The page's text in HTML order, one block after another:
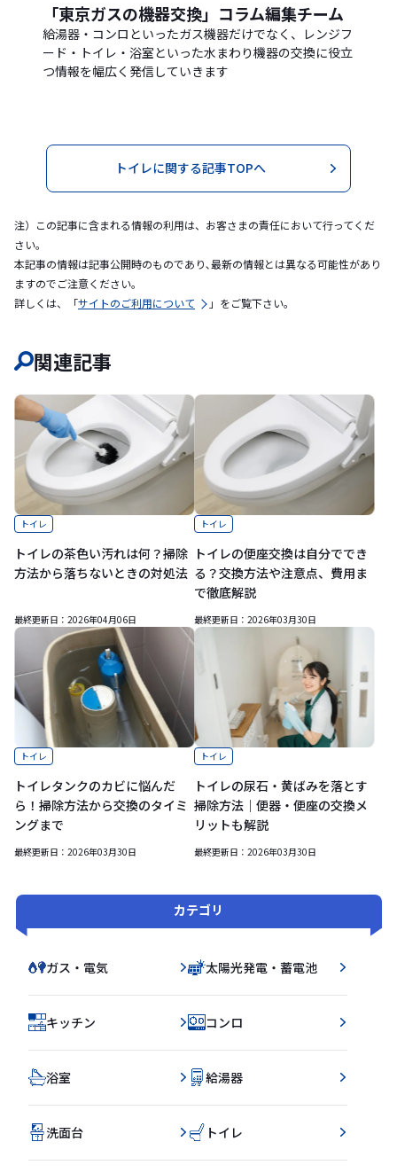
「東京ガスの機器交換」コラム編集チーム
給湯器・コンロといったガス機器だけでなく、レンジフ
ード・トイレ・浴室といった水まわり機器の交換に役立
つ情報を幅広く発信していきます
トイレに関する記事TOPへ
注）この記事に含まれる情報の利用は、お客さまの責任において行ってくだ
さい。
本記事の情報は記事公開時のものであり､最新の情報とは異なる可能性があり
ますのでご注意ください｡
詳しくは、「サイトのご利用について 」をご覧下さい。
関連記事
トイレ
トイレの茶色い汚れは何？掃除
方法から落ちないときの対処法
最終更新日： 2026年04月06日
トイレ
トイレの便座交換は自分ででき
る？交換方法や注意点、費用ま
で徹底解説
最終更新日： 2026年03月30日
トイレ
トイレタンクのカビに悩んだ
ら！掃除方法から交換のタイミ
ングまで
最終更新日： 2026年03月30日
トイレ
トイレの尿石・黄ばみを落とす
掃除方法｜便器・便座の交換メ
リットも解説
最終更新日： 2026年03月30日
カテゴリ
ガス・電気 太陽光発電・蓄電池
キッチン コンロ
浴室 給湯器
洗面台 トイレ